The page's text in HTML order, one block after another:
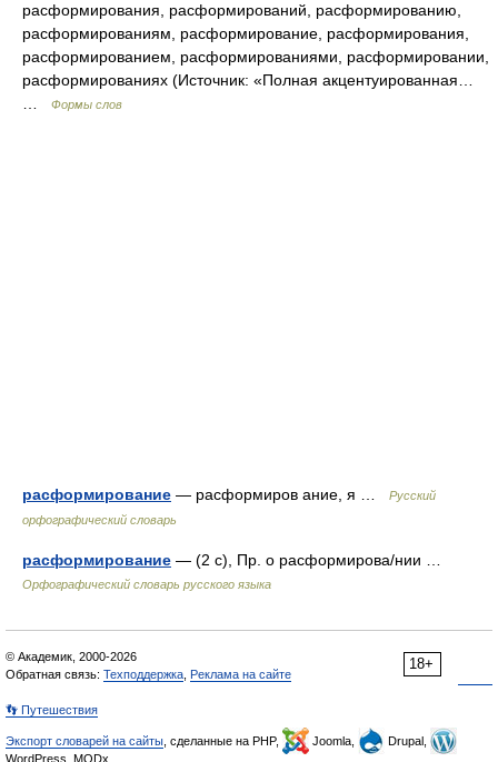
расформирования, расформирований, расформированию,
расформированиям, расформирование, расформирования,
расформированием, расформированиями, расформировании,
расформированиях (Источник: «Полная акцентуированная…
Формы слов
расформирование — расформиров ание, я …
Русский
орфографический словарь
расформирование — (2 с), Пр. о расформирова/нии …
Орфографический словарь русского языка
18+
© Академик, 2000-2026
Обратная связь: Техподдержка Реклама на сайте
👣 Путешествия
Экспорт словарей на сайты , сделанные на PHP, Joomla,
Drupal,
WordPress, MODx.